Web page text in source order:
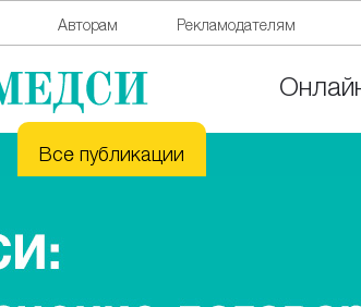
Авторам Рекламодателям
Все публикации